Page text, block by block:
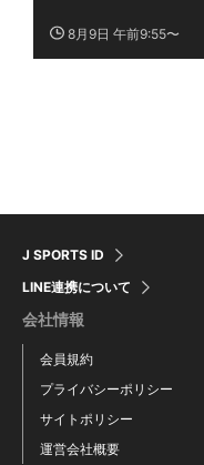
8月9日 午前9:55〜
J SPORTS ID
LINE連携について
会社情報
会員規約
プライバシーポリシー
サイトポリシー
運営会社概要